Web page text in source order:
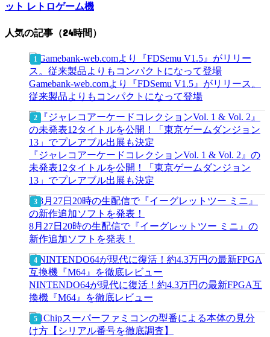
ット レトロゲーム機
人気の記事（24時間）
Gamebank-web.comより『FDSemu V1.5』がリリース。
従来製品よりもコンパクトになって登場
『ジャレコアーケードコレクションVol. 1 & Vol. 2』の
未発表12タイトルを公開！「東京ゲームダンジョン
13」でプレアブル出展も決定
8月27日20時の生配信で『イーグレットツー ミニ』の
新作追加ソフトを発表！
NINTENDO64が現代に復活！約4.3万円の最新FPGA互
換機『M64』を徹底レビュー